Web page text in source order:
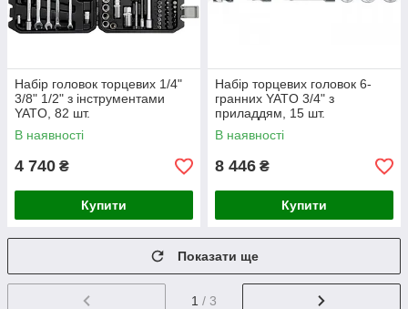
Набір головок торцевих 1/4"
3/8" 1/2" з інструментами
YATO, 82 шт.
В наявності
4 740 ₴
Купити
Набір торцевих головок 6-
гранних YATO 3/4" з
приладдям, 15 шт.
В наявності
8 446 ₴
Купити
Показати ще
1 / 3